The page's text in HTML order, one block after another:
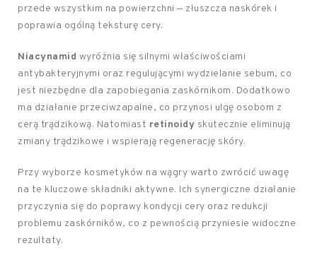
przede wszystkim na powierzchni — złuszcza naskórek i
poprawia ogólną teksturę cery.
Niacynamid wyróżnia się silnymi właściwościami
antybakteryjnymi oraz regulującymi wydzielanie sebum, co
jest niezbędne dla zapobiegania zaskórnikom. Dodatkowo
ma działanie przeciwzapalne, co przynosi ulgę osobom z
cerą trądzikową. Natomiast retinoidy skutecznie eliminują
zmiany trądzikowe i wspierają regenerację skóry.
Przy wyborze kosmetyków na wągry warto zwrócić uwagę
na te kluczowe składniki aktywne. Ich synergiczne działanie
przyczynia się do poprawy kondycji cery oraz redukcji
problemu zaskórników, co z pewnością przyniesie widoczne
rezultaty.